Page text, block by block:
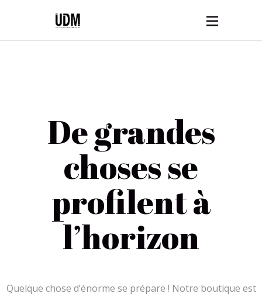
De grandes
choses se
profilent à
l’horizon
Quelque chose d’énorme se prépare ! Notre boutique est